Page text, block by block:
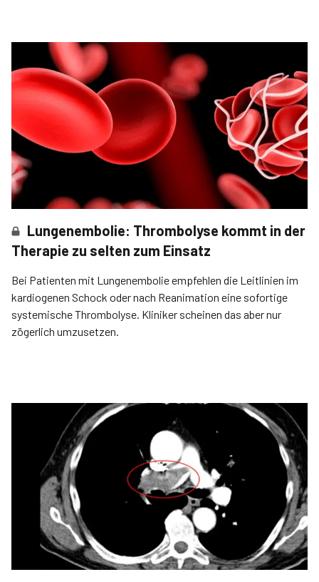
Lungenembolie: Thrombolyse kommt in der
Therapie zu selten zum Einsatz
Bei Patienten mit Lungen­embolie empfehlen die Leitlinien im
kardiogenen Schock oder nach Reanimation eine sofortige
systemische Thrombolyse. Kliniker scheinen das aber nur
zögerlich umzusetzen.